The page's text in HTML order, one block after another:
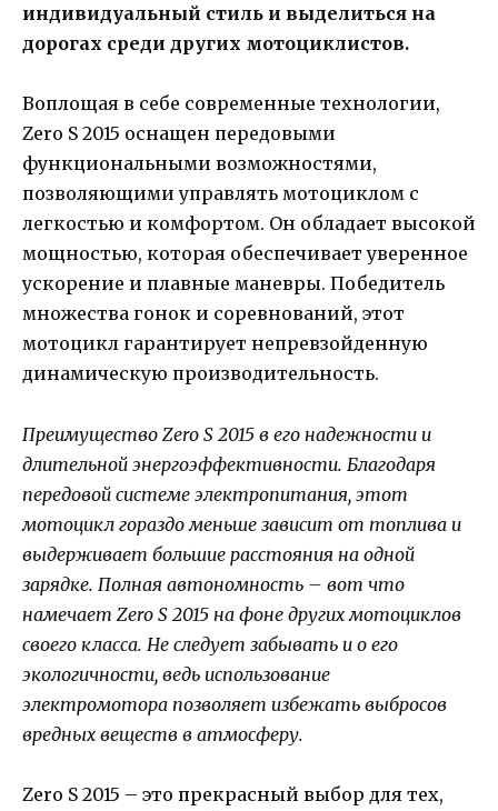
индивидуальный стиль и выделиться на
дорогах среди других мотоциклистов.
Воплощая в себе современные технологии,
Zero S 2015 оснащен передовыми
функциональными возможностями,
позволяющими управлять мотоциклом с
легкостью и комфортом. Он обладает высокой
мощностью, которая обеспечивает уверенное
ускорение и плавные маневры. Победитель
множества гонок и соревнований, этот
мотоцикл гарантирует непревзойденную
динамическую производительность.
Преимущество Zero S 2015 в его надежности и
длительной энергоэффективности. Благодаря
передовой системе электропитания, этот
мотоцикл гораздо меньше зависит от топлива и
выдерживает большие расстояния на одной
зарядке. Полная автономность – вот что
намечает Zero S 2015 на фоне других мотоциклов
своего класса. Не следует забывать и о его
экологичности, ведь использование
электромотора позволяет избежать выбросов
вредных веществ в атмосферу.
Zero S 2015 – это прекрасный выбор для тех,